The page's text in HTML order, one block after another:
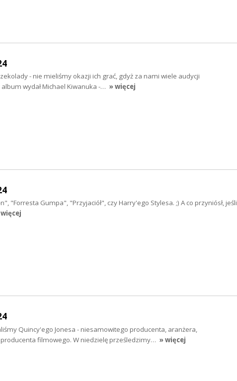
- nie mieliśmy okazji ich grać, gdyż za nami wiele audycji
wydał Michael Kiwanuka -… » więcej
"Forresta Gumpa", "Przyjaciół", czy Harry'ego Stylesa. ;) A co przyniósł, jeśli
Quincy'ego Jonesa - niesamowitego producenta, aranżera,
filmowego. W niedzielę prześledzimy… » więcej